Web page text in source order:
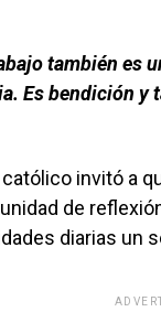
también es
Es bendición y
católico invitó a
de
diarias un